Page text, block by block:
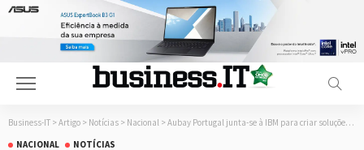
Business-IT > Artigo > Notícias > Nacional > Aubay Portugal junta-se à IBM para criar soluções de IA de ponta a ponta
NACIONAL
NOTÍCIAS